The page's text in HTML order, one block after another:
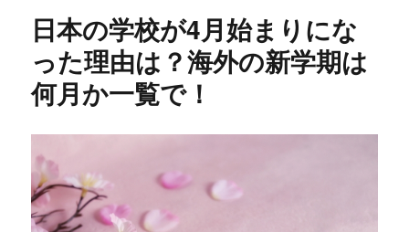
日本の学校が4月始まりにな
った理由は？海外の新学期は
何月か一覧で！